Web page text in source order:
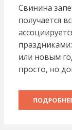
Свинина
получается
или новым
просто, но